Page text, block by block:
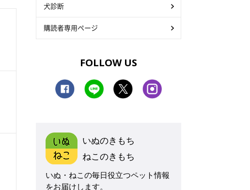
犬診断
購読者専用ページ
FOLLOW US
いぬのきもち
ねこのきもち
いぬ・ねこの毎日役立つペット情報
をお届けします。